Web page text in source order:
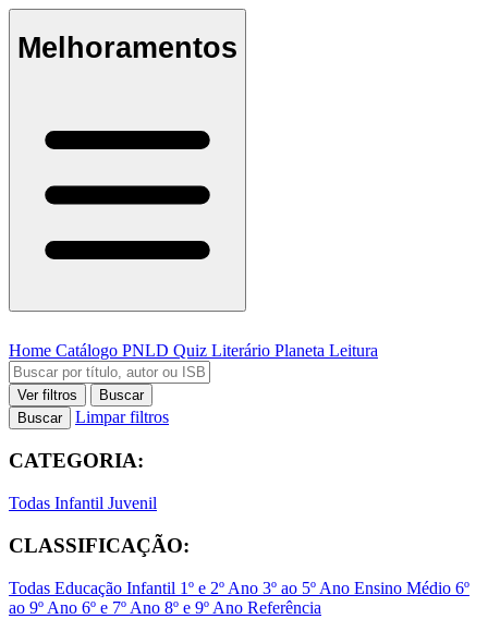
Melhoramentos
Home Catálogo PNLD Quiz Literário Planeta Leitura
Ver filtros
Buscar
Buscar
Limpar filtros
CATEGORIA:
Todas Infantil Juvenil
CLASSIFICAÇÃO:
Todas Educação Infantil 1º e 2º Ano 3º ao 5º Ano Ensino Médio 6º
ao 9º Ano 6º e 7º Ano 8º e 9º Ano Referência